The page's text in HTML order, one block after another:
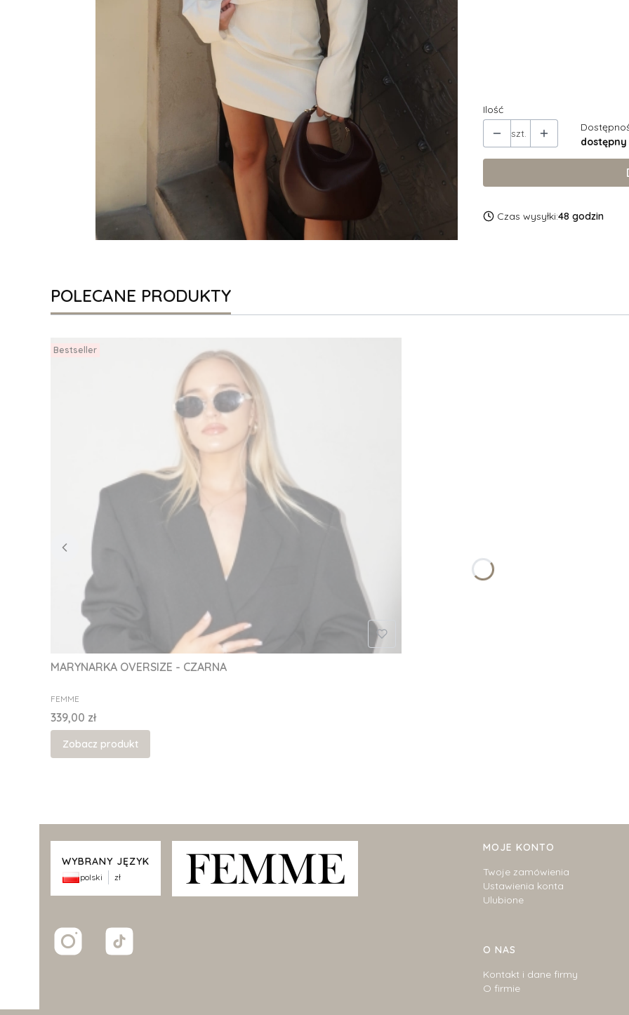
Ilość
szt.
dostępny
Czas wysyłki:48 godzin
POLECANE PRODUKTY
Bestseller
MARYNARKA OVERSIZE - CZARNA
PRODUCENT
FEMME
Cena
339,00 zł
Zobacz produkt
WYBRANY JĘZYK
polski zł
Linki w stopce
MOJE KONTO
Twoje zamówienia
Ustawienia konta
Ulubione
O NAS
Kontakt i dane firmy
O firmie